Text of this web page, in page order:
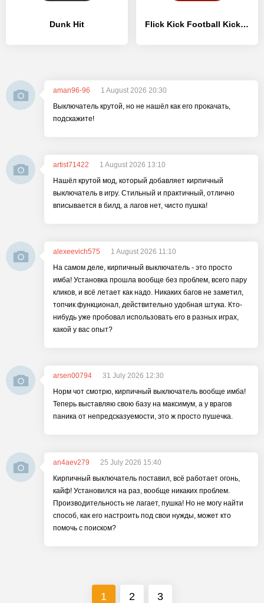
Dunk Hit Flick Kick Football Kickoff
aman96-96
1 August 2026 20:30
Выключатель крутой, но не нашёл как его прокачать,
подскажите!
artist71422
1 August 2026 13:10
Нашёл крутой мод, который добавляет кирпичный
выключатель в игру. Стильный и практичный, отлично
вписывается в билд, а лагов нет, чисто пушка!
alexeevich575
1 August 2026 11:10
На самом деле, кирпичный выключатель - это просто
имба! Установка прошла вообще без проблем, всего пару
кликов, и всё летает как надо. Никаких багов не заметил,
топчик функционал, действительно удобная штука. Кто-
нибудь уже пробовал использовать его в разных играх,
какой у вас опыт?
arsen00794
31 July 2026 12:30
Норм чот смотрю, кирпичный выключатель вообще имба!
Теперь выставляю свою базу на максимум, а у врагов
паника от непредсказуемости, это ж просто пушечка.
an4aev279
25 July 2026 15:40
Кирпичный выключатель поставил, всё работает огонь,
кайф! Установился на раз, вообще никаких проблем.
Производительность не лагает, пушка! Но не могу найти
способ, как его настроить под свои нужды, может кто
помочь с поиском?
1 2 3